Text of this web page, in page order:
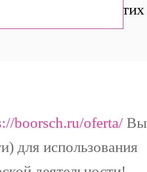
использования этих
boorsch.ru/oferta/ Вы
для использования